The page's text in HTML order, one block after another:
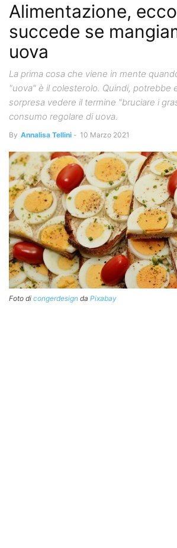
Alimentazione,
succede se
uova
La prima cosa che viene in mente
"uova" è il colesterolo. Quindi, potrebbe
sorpresa vedere il termine "bruciare i
consumo regolare di uova.
By Annalisa Tellini - 10 Marzo 2021
Foto di congerdesign da Pixabay